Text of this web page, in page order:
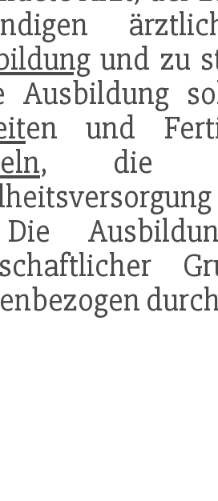
und zu
Ausbildung
en und
, die für